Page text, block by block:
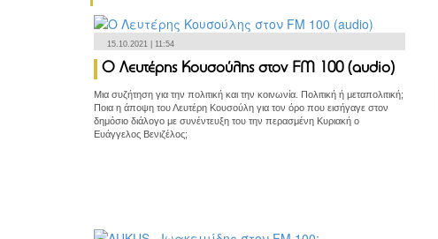
15.10.2021 | 11:54
Ο Λευτέρης Κουσούλης στον FM 100 (audio)
Μια συζήτηση για την πολιτική και την κοινωνία. Πολιτική ή μεταπολιτική;
Ποια η άποψη του Λευτέρη Κουσούλη για τον όρο που εισήγαγε στον
δημόσιο διάλογο με συνέντευξη του την περασμένη Κυριακή ο
Ευάγγελος Βενιζέλος;